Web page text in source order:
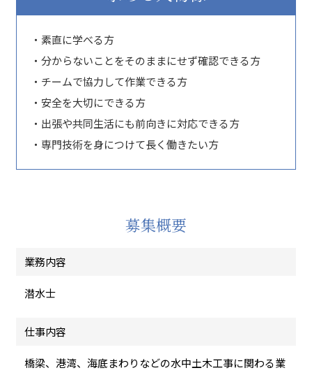
・素直に学べる方
・分からないことをそのままにせず確認できる方
・チームで協力して作業できる方
・安全を大切にできる方
・出張や共同生活にも前向きに対応できる方
・専門技術を身につけて長く働きたい方
募集概要
業務内容
潜水士
仕事内容
橋梁、港湾、海底まわりなどの水中土木工事に関わる業